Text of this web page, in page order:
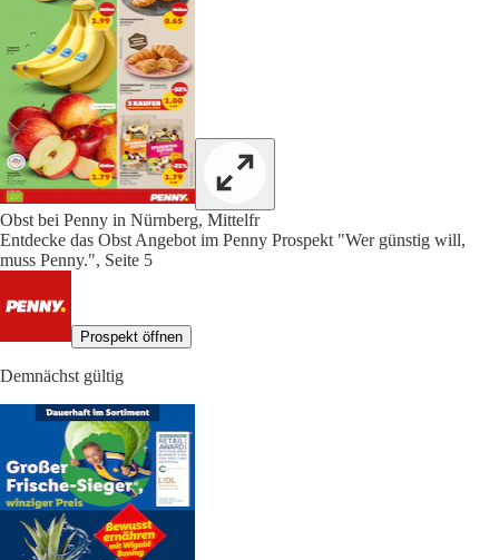
Obst bei Penny in Nürnberg, Mittelfr
Entdecke das Obst Angebot im Penny Prospekt "Wer günstig will,
muss Penny.", Seite 5
Prospekt öffnen
Demnächst gültig